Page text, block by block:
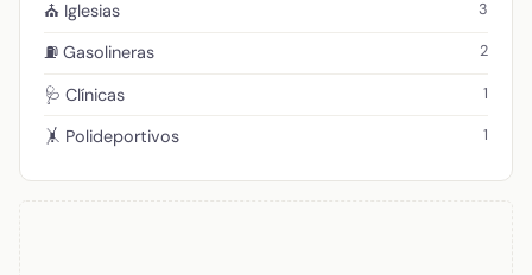
⛪ Iglesias 3
⛽ Gasolineras 2
🩺 Clínicas 1
🤸 Polideportivos 1